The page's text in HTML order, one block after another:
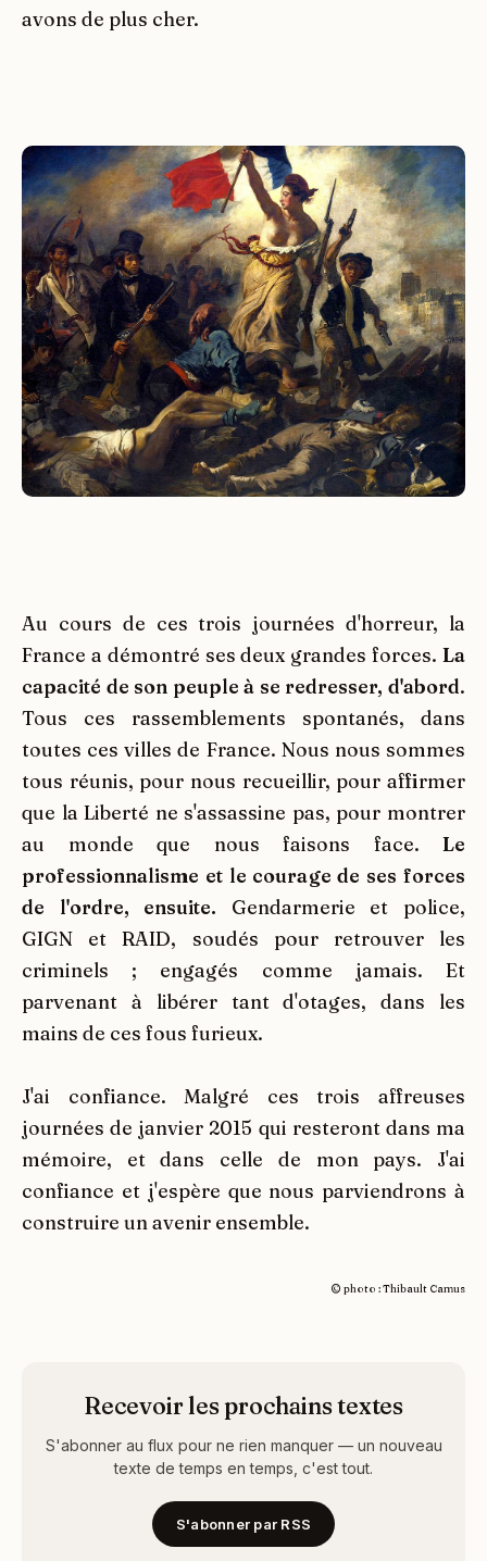
avons de plus cher.
Au cours de ces trois journées d'horreur, la
France a démontré ses deux grandes forces. La
capacité de son peuple à se redresser, d'abord.
Tous ces rassemblements spontanés, dans
toutes ces villes de France. Nous nous sommes
tous réunis, pour nous recueillir, pour affirmer
que la Liberté ne s'assassine pas, pour montrer
au monde que nous faisons face. Le
professionnalisme et le courage de ses forces
de l'ordre, ensuite. Gendarmerie et police,
GIGN et RAID, soudés pour retrouver les
criminels ; engagés comme jamais. Et
parvenant à libérer tant d'otages, dans les
mains de ces fous furieux.
J'ai confiance. Malgré ces trois affreuses
journées de janvier 2015 qui resteront dans ma
mémoire, et dans celle de mon pays. J'ai
confiance et j'espère que nous parviendrons à
construire un avenir ensemble.
© photo :Thibault Camus
Recevoir les prochains textes
S'abonner au flux pour ne rien manquer — un nouveau
texte de temps en temps, c'est tout.
S'abonner par RSS